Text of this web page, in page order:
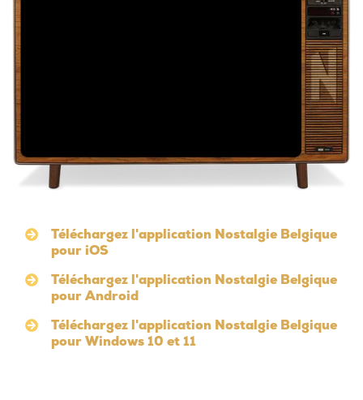
Téléchargez l'application Nostalgie Belgique
pour iOS
Téléchargez l'application Nostalgie Belgique
pour Android
Téléchargez l'application Nostalgie Belgique
pour Windows 10 et 11